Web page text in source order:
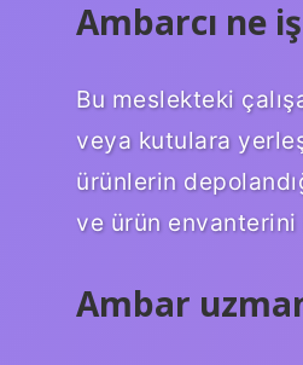
Ambarcı ne
Bu meslekteki
veya kutulara
ürünlerin
ve ürün envanterini
Ambar